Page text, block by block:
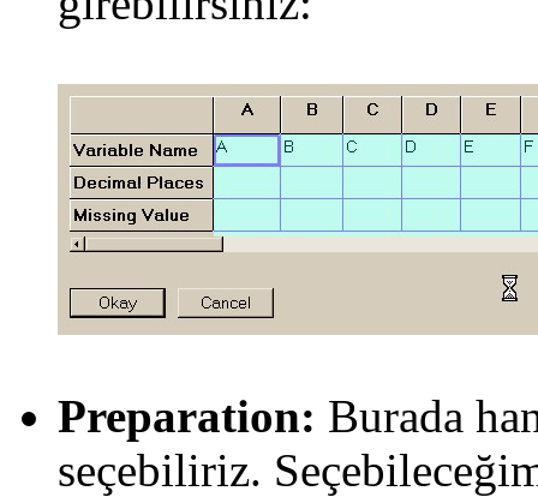
Preparation: Burada
seçebiliriz.